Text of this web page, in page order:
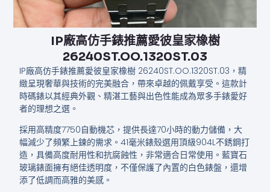
IP廠高仿手錶推薦愛彼皇家橡樹
26240ST.OO.1320ST.03
IP廠高仿手錶推薦愛彼皇家橡樹 26240ST.OO.1320ST.03，精
緻呈現奢華與技術的完美融合，帶來卓越的佩戴享受。這款計
時碼錶以其經典外觀、精湛工藝與出色性能成為眾多手錶愛好
者的理想之選。
採用高精度7750自動機芯，提供長達70小時的動力儲備，大
幅減少了頻繁上鍊的需求。41毫米錶殼選用頂級904L不銹鋼打
造，具備高度耐用性和抗腐蝕性，非常適合日常使用。藍寶石
玻璃錶面擁有絕佳透明度，不僅保護了內置的白色錶盤，還增
添了低調而高雅的美感。